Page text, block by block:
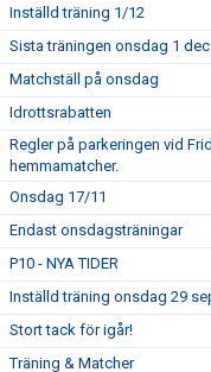
Inställd träning 1/12
Sista träningen onsdag 1 dec
Matchställ på onsdag
Idrottsrabatten
Regler på parkeringen vid
hemmamatcher.
Onsdag 17/11
Endast onsdagsträningar
P10 - NYA TIDER
Inställd träning onsdag 29
Stort tack för igår!
Träning & Matcher